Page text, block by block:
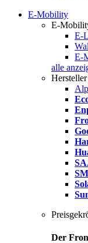
E-Mobility
E-
E-
E-
alle
Hersteller
Der